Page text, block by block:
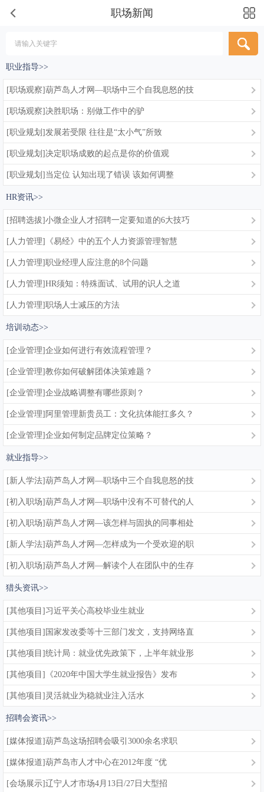
职场新闻
职业指导>>
[职场观察]葫芦岛人才网—职场中三个自我息怒的技
[职场观察]决胜职场：别做工作中的驴
[职业规划]发展若受限 往往是“太小气”所致
[职业规划]决定职场成败的起点是你的价值观
[职业规划]当定位 认知出现了错误 该如何调整
HR资讯>>
[招聘选拔]小微企业人才招聘一定要知道的6大技巧
[人力管理]《易经》中的五个人力资源管理智慧
[人力管理]职业经理人应注意的8个问题
[人力管理]HR须知：特殊面试、试用的识人之道
[人力管理]职场人士减压的方法
培训动态>>
[企业管理]企业如何进行有效流程管理？
[企业管理]教你如何破解团体决策难题？
[企业管理]企业战略调整有哪些原则？
[企业管理]阿里管理新贵员工：文化抗体能扛多久？
[企业管理]企业如何制定品牌定位策略？
就业指导>>
[新人学法]葫芦岛人才网—职场中三个自我息怒的技
[初入职场]葫芦岛人才网—职场中没有不可替代的人
[初入职场]葫芦岛人才网—该怎样与固执的同事相处
[新人学法]葫芦岛人才网—怎样成为一个受欢迎的职
[初入职场]葫芦岛人才网—解读个人在团队中的生存
猎头资讯>>
[其他项目]习近平关心高校毕业生就业
[其他项目]国家发改委等十三部门发文，支持网络直
[其他项目]统计局：就业优先政策下，上半年就业形
[其他项目]《2020年中国大学生就业报告》发布
[其他项目]灵活就业为稳就业注入活水
招聘会资讯>>
[媒体报道]葫芦岛这场招聘会吸引3000余名求职
[媒体报道]葫芦岛市人才中心在2012年度 “优
[会场展示]辽宁人才市场4月13日/27日大型招